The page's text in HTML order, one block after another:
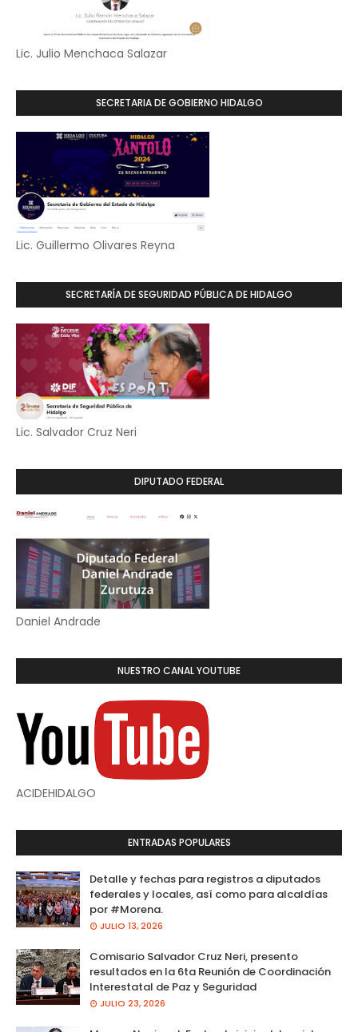
Lic. Julio Menchaca Salazar
SECRETARIA DE GOBIERNO HIDALGO
Lic. Guillermo Olivares Reyna
SECRETARÍA DE SEGURIDAD PÚBLICA DE HIDALGO
Lic. Salvador Cruz Neri
DIPUTADO FEDERAL
Daniel Andrade
NUESTRO CANAL YOUTUBE
ACIDEHIDALGO
ENTRADAS POPULARES
Detalle y fechas para registros a diputados
federales y locales, así como para alcaldías
por #Morena.
JULIO 13, 2026
Comisario Salvador Cruz Neri, presento
resultados en la 6ta Reunión de Coordinación
Interestatal de Paz y Seguridad
JULIO 23, 2026